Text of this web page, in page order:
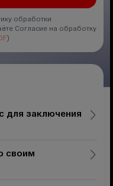
обработки
Согласие на обработку
)
для заключения
своим